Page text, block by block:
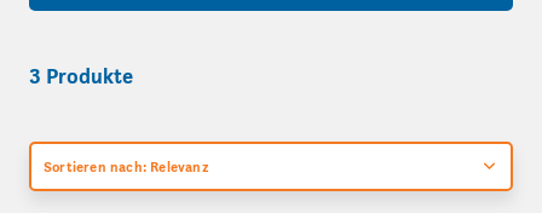
3 Produkte
Sortieren nach: Relevanz